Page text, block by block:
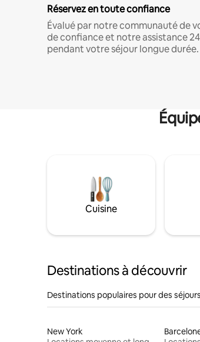
Réservez en toute confiance
Évalué par notre communauté de
de confiance et notre assistance
pendant votre séjour longue durée.
Cuisine
Destinations à découvrir
Destinations populaires pour des
New York